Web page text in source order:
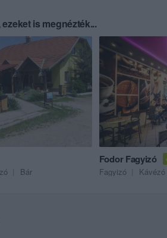
is megnézték...
Bár
Fodor Fagyizó
Fagyizó Kávézó